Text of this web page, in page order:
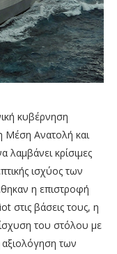
κυβέρνηση
Μέση Ανατολή και
λαμβάνει κρίσιμες
ισχύος των
η επιστροφή
στις βάσεις τους, η
του στόλου με
αξιολόγηση των